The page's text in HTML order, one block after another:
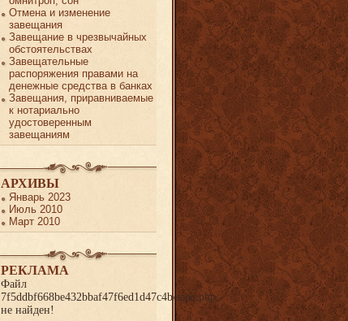
Отмена и изменение
завещания
Завещание в чрезвычайных
обстоятельствах
Завещательные
распоряжения правами на
денежные средства в банках
Завещания, приравниваемые
к нотариально
удостоверенным
завещаниям
АРХИВЫ
Январь 2023
Июль 2010
Март 2010
РЕКЛАМА
Файл
7f5ddbf668be432bbaf47f6ed1d47c4b/sape.php
не найден!